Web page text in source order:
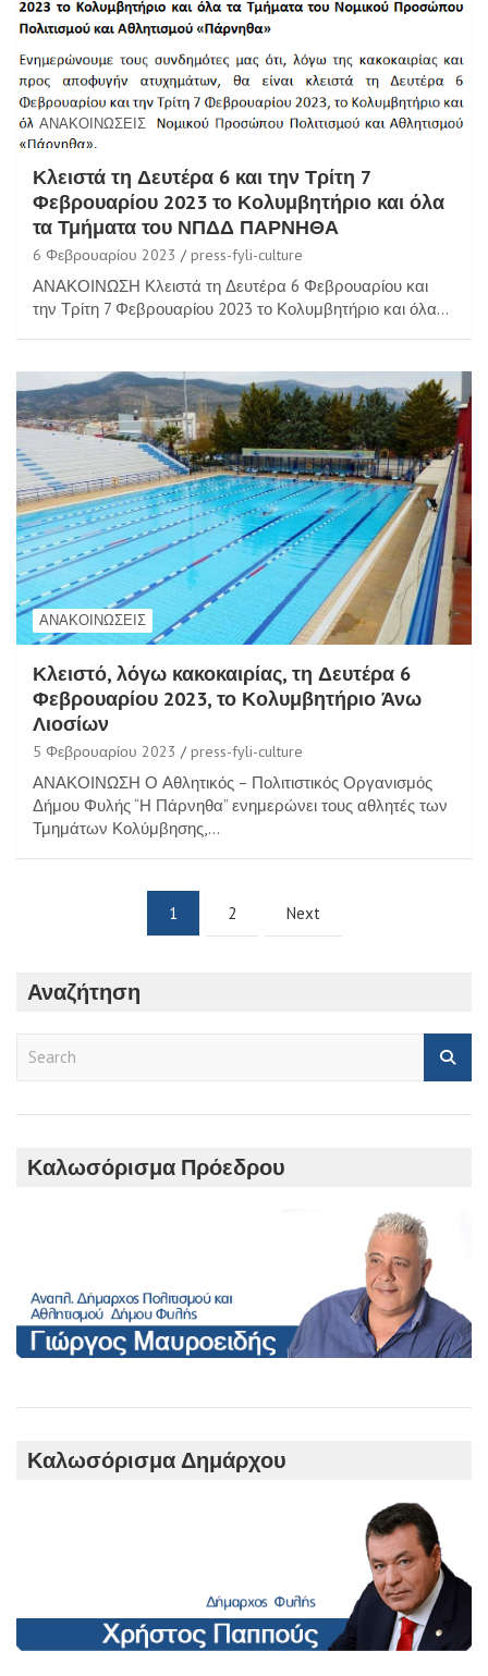
ΑΝΑΚΟΙΝΏΣΕΙΣ
Κλειστά τη Δευτέρα 6 και την Τρίτη 7
Φεβρουαρίου 2023 το Κολυμβητήριο και όλα
τα Τμήματα του ΝΠΔΔ ΠΑΡΝΗΘΑ
6 Φεβρουαρίου 2023 press-fyli-culture
ΑΝΑΚΟΙΝΩΣΗ Κλειστά τη Δευτέρα 6 Φεβρουαρίου και
την Τρίτη 7 Φεβρουαρίου 2023 το Κολυμβητήριο και όλα…
ΑΝΑΚΟΙΝΏΣΕΙΣ
Κλειστό, λόγω κακοκαιρίας, τη Δευτέρα 6
Φεβρουαρίου 2023, το Κολυμβητήριο Άνω
Λιοσίων
5 Φεβρουαρίου 2023 press-fyli-culture
ΑΝΑΚΟΙΝΩΣΗ Ο Αθλητικός – Πολιτιστικός Οργανισμός
Δήμου Φυλής “Η Πάρνηθα” ενημερώνει τους αθλητές των
Τμημάτων Κολύμβησης,…
Σελιδοποίηση1 2 Next
Αναζήτηση
r
Καλωσόρισμα Πρόεδρου
Καλωσόρισμα Δημάρχου